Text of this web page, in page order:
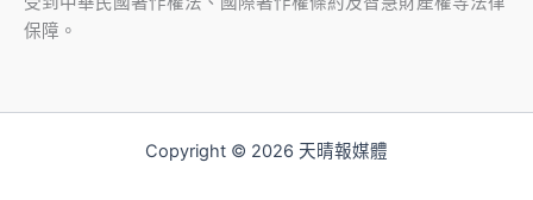
保障。
Copyright © 2026 天晴報媒體